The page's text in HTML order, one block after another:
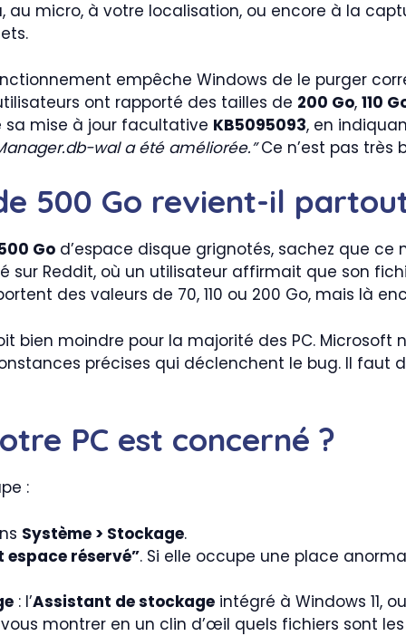
micro, à votre localisation, ou encore à la
empêche Windows de le purger
ont rapporté des tailles de 200 Go, 110
sa mise à jour facultative KB5095093, en
wal a été améliorée.”Ce n’est pas très
500 Go revient-il
Go d’espace disque grignotés, sachez que ce
sur Reddit, où un utilisateur affirmait que son
des valeurs de 70, 110 ou 200 Go, mais là
bien moindre pour la majorité des PC. Microsoft
précises qui déclenchent le bug. Il
PC est concerné ?
:
Système > Stockage.
espace réservé”. Si elle occupe une place
: l’Assistant de stockage intégré à Windows 11,
montrer en un clin d’œil quels fichiers sont